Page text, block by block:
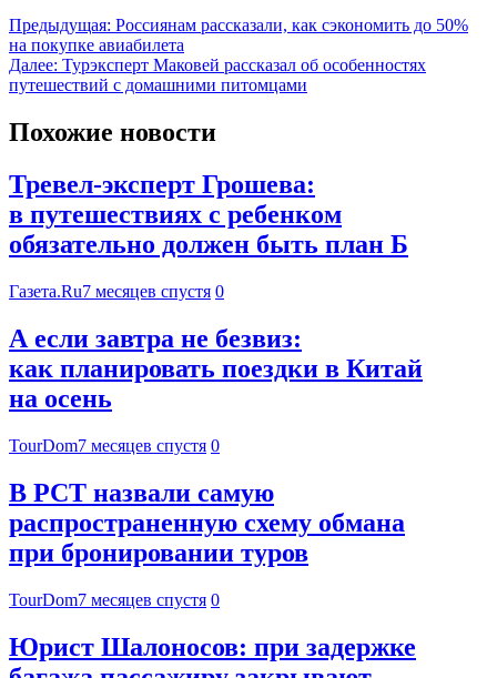
Предыдущая: Россиянам рассказали, как сэкономить до 50%
на покупке авиабилета
Далее: Турэксперт Маковей рассказал об особенностях
путешествий с домашними питомцами
Похожие новости
Тревел-эксперт Грошева:
в путешествиях с ребенком
обязательно должен быть план Б
Газета.Ru7 месяцев спустя 0
А если завтра не безвиз:
как планировать поездки в Китай
на осень
TourDom7 месяцев спустя 0
В РСТ назвали самую
распространенную схему обмана
при бронировании туров
TourDom7 месяцев спустя 0
Юрист Шалоносов: при задержке